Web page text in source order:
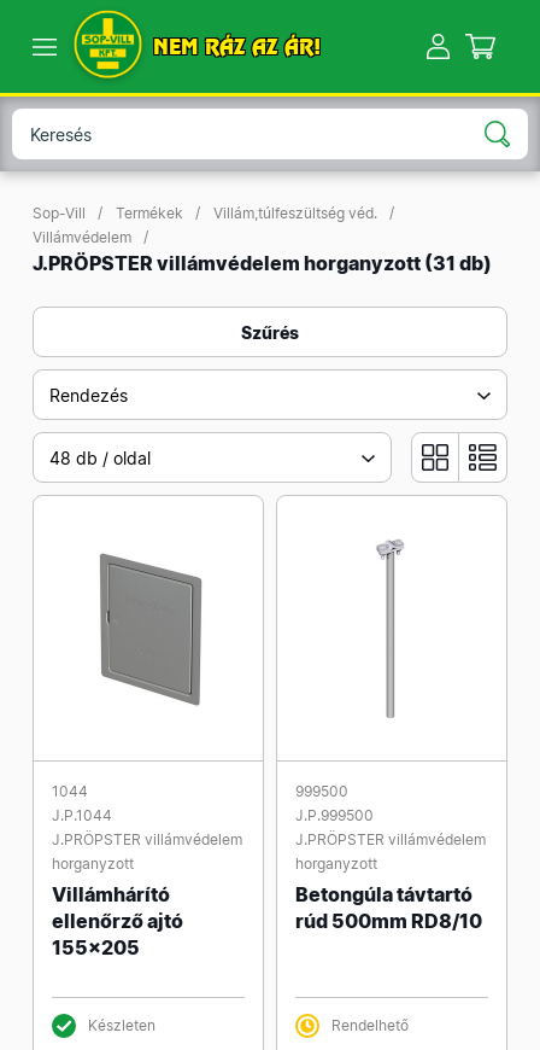
NEM RÁZ AZ ÁR!
Sop-Vill Termékek
Villám,túlfeszültség véd.
Villámvédelem
J.PRÖPSTER villámvédelem horganyzott (31 db)
Szűrés
Rendezés
48 db / oldal
1044
J.P.1044
J.PRÖPSTER villámvédelem
horganyzott
Villámhárító
ellenőrző ajtó
155x205
Készleten
999500
J.P.999500
J.PRÖPSTER villámvédelem
horganyzott
Betongúla távtartó
rúd 500mm RD8/10
Rendelhető